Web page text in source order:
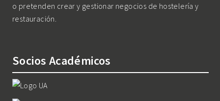
o pretenden crear y gestionar negocios de hostelería y
restauración.
Socios Académicos